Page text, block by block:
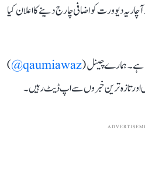
دیوورت کو اضافی چارج دینے کا اعلان کیا
ہے۔ ہمارے چینل (qaumiawaz@
)
تازہ ترین خبروں سے اپ ڈیٹ رہیں۔